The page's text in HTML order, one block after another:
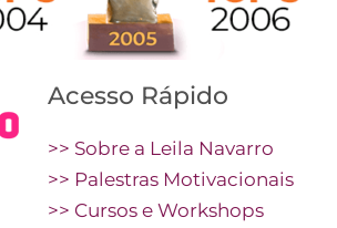
Acesso Rápido
>> Sobre a Leila Navarro
>> Palestras Motivacionais
>> Cursos e Workshops